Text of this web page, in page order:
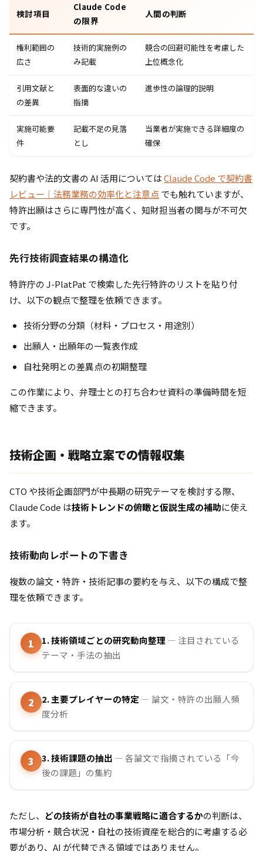
検討項目
Claude Code
の限界
人間の判断
権利範囲の
広さ
技術的実施例の
み記載
競合の回避可能性を考慮した
上位概念化
引用文献と
の差異
表面的な違いの
指摘
進歩性の論理的説明
実施可能要
件
記載不足の見落
とし
当業者が実施できる詳細度の
確保
契約書や法的文書の AI 活用についてはClaude Code で契約書
レビュー｜法務業務の効率化と注意点でも触れていますが、
特許出願はさらに専門性が高く、知財担当者の関与が不可欠
です。
先行技術調査結果の構造化
特許庁の J-PlatPat で検索した先行特許のリストを貼り付
け、以下の観点で整理を依頼できます。
技術分野の分類（材料・プロセス・用途別）
出願人・出願年の一覧表作成
自社発明との差異点の初期整理
この作業により、弁理士との打ち合わせ資料の準備時間を短
縮できます。
技術企画・戦略立案での情報収集
CTO や技術企画部門が中長期の研究テーマを検討する際、
Claude Code は技術トレンドの俯瞰と仮説生成の補助に使え
ます。
技術動向レポートの下書き
複数の論文・特許・技術記事の要約を与え、以下の構成で整
理を依頼できます。
1. 技術領域ごとの研究動向整理— 注目されている
テーマ・手法の抽出
2. 主要プレイヤーの特定— 論文・特許の出願人頻
度分析
3. 技術課題の抽出 — 各論文で指摘されている「今
後の課題」の集約
ただし、 どの技術が自社の事業戦略に適合するかの判断は、
市場分析・競合状況・自社の技術資産を総合的に考慮する必
要があり、AI が代替できる領域ではありません。